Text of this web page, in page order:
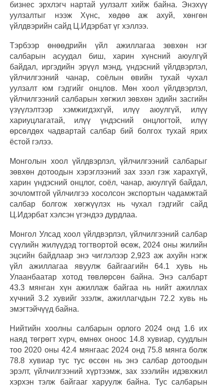
бизнес эрхлэгч нартай уулзалт хийж байна. Энэхүү
уулзалтыг нээж Хүнс, хөдөө аж ахуй, хөнгөн
үйлдвэрийн сайд Ц.Идэрбат үг хэллээ.
Тэрбээр өнөөдрийн үйл ажиллагаа зөвхөн нэг
салбарын асуудал биш, харин хүнсний аюулгүй
байдал, иргэдийн эрүүл мэнд, үндэсний үйлдвэрлэл,
үйлчилгээний чанар, соёлын өвийн тухай чухал
уулзалт юм гэдгийг онцлов. Мөн хоол үйлдвэрлэл,
үйлчилгээний салбарын хөгжил зөвхөн эдийн засгийн
үзүүлэлтээр хэмжигдэхгүй, илүү аюулгүй, илүү
хариуцлагатай, илүү үндэсний онцлогтой, илүү
өрсөлдөх чадвартай салбар бий болгох тухай ярих
ёстой гэлээ.
Монголын хоол үйлдвэрлэл, үйлчилгээний салбарыг
зөвхөн дотоодын хэрэглээний зах зээл гэж харахгүй,
харин үндэсний онцлог, соёл, чанар, аюулгүй байдал,
зочломтгой үйлчилгээ хосолсон экспортын чадамжтай
салбар болгож хөгжүүлэх нь чухал гэдгийг сайд
Ц.Идэрбат хэлсэн үгэндээ дурдлаа.
Монгол Улсад хоол үйлдвэрлэл, үйлчилгээний салбар
сүүлийн жилүүдэд тогтвортой өсөж, 2024 оны жилийн
эцсийн байдлаар энэ чиглэлээр 2,923 аж ахуйн нэгж
үйл ажиллагаа явуулж байгаагийн 64.1 хувь нь
Улаанбаатар хотод төвлөрсөн байна. Энэ салбарт
43.3 мянган хүн ажиллаж байгаа нь нийт ажиллах
хүчний 3.2 хувийг эзэлж, ажиллагчдын 72.2 хувь нь
эмэгтэйчүүд байна.
Нийтийн хоолны салбарын орлого 2024 онд 1.6 их
наяд төгрөгт хүрч, өмнөх оноос 14.8 хувиар, суудлын
тоо 2020 оны 42.4 мянгаас 2024 онд 75.8 мянга болж
78.8 хувиар тус тус өссөн нь энэ салбар дотоодын
эрэлт, үйлчилгээний хүртээмж, зах зээлийн идэвхжил
хэрхэн тэлж байгааг харуулж байна. Тус салбарын